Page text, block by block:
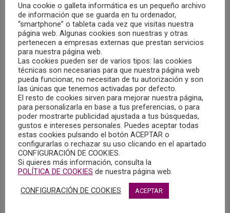
EL GRUPO DE TRABAJO DEL COPCLM DEL ÁREA
DE PSICOLOGÍA Y TRAUMA HA CELEBRADO SU
SEGUNDA REUNIÓN
29/01/2021
El pasado 27 de enero tuvo lugar la segunda reunión del
grupo de trabajo del Colegio Oficial de la Psicología de
Castilla-La Mancha del área de Psicología y Trauma,
coordinado por Rocío Goitia.
MÁS
Una cookie o galleta informática es un pequeño archivo
de información que se guarda en tu ordenador,
“smartphone” o tableta cada vez que visitas nuestra
página web. Algunas cookies son nuestras y otras
pertenecen a empresas externas que prestan servicios
para nuestra página web.
Las cookies pueden ser de varios tipos: las cookies
técnicas son necesarias para que nuestra página web
pueda funcionar, no necesitan de tu autorización y son
las únicas que tenemos activadas por defecto.
El resto de cookies sirven para mejorar nuestra página,
para personalizarla en base a tus preferencias, o para
poder mostrarte publicidad ajustada a tus búsquedas,
gustos e intereses personales. Puedes aceptar todas
estas cookies pulsando el botón ACEPTAR o
configurarlas o rechazar su uso clicando en el apartado
CONFIGURACIÓN DE COOKIES.
Si quieres más información, consulta la
POLÍTICA DE COOKIES de nuestra página web.
CONFIGURACIÓN DE COOKIES ACEPTAR